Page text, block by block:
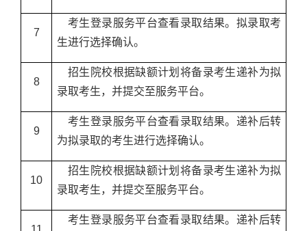
7
考生登录服务平台查看录取结果。拟录取考
生进行选择确认。
8
招生院校根据缺额计划将备录考生递补为拟
录取考生，并提交至服务平台。
9
考生登录服务平台查看录取结果。递补后转
为拟录取的考生进行选择确认。
10
招生院校根据缺额计划将备录考生递补为拟
录取考生，并提交至服务平台。
考生登录服务平台查看录取结果。递补后转